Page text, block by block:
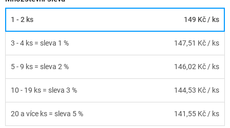
1 - 2 ks 149 Kč/ ks
3 - 4 ks = sleva 1 % 147,51 Kč/ ks
5 - 9 ks = sleva 2 % 146,02 Kč/ ks
10 - 19 ks = sleva 3 % 144,53 Kč/ ks
20 a více ks = sleva 5 % 141,55 Kč/ ks